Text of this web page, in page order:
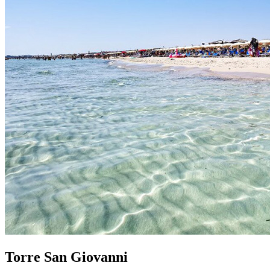
Torre San Giovanni